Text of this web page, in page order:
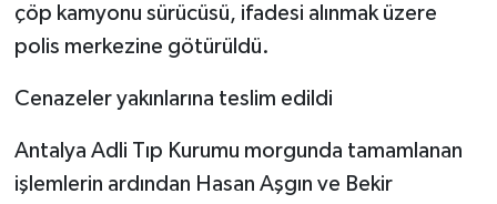
çöp kamyonu sürücüsü, ifadesi alınmak üzere
polis merkezine götürüldü.
Cenazeler yakınlarına teslim edildi
Antalya Adli Tıp Kurumu morgunda tamamlanan
işlemlerin ardından Hasan Aşgın ve Bekir